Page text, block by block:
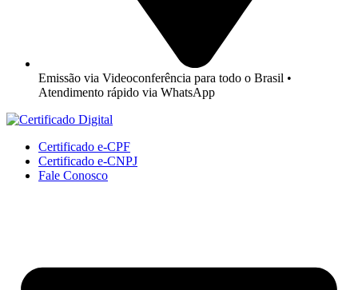
Emissão via Videoconferência para todo o Brasil •
Atendimento rápido via WhatsApp
Certificado e-CPF
Certificado e-CNPJ
Fale Conosco